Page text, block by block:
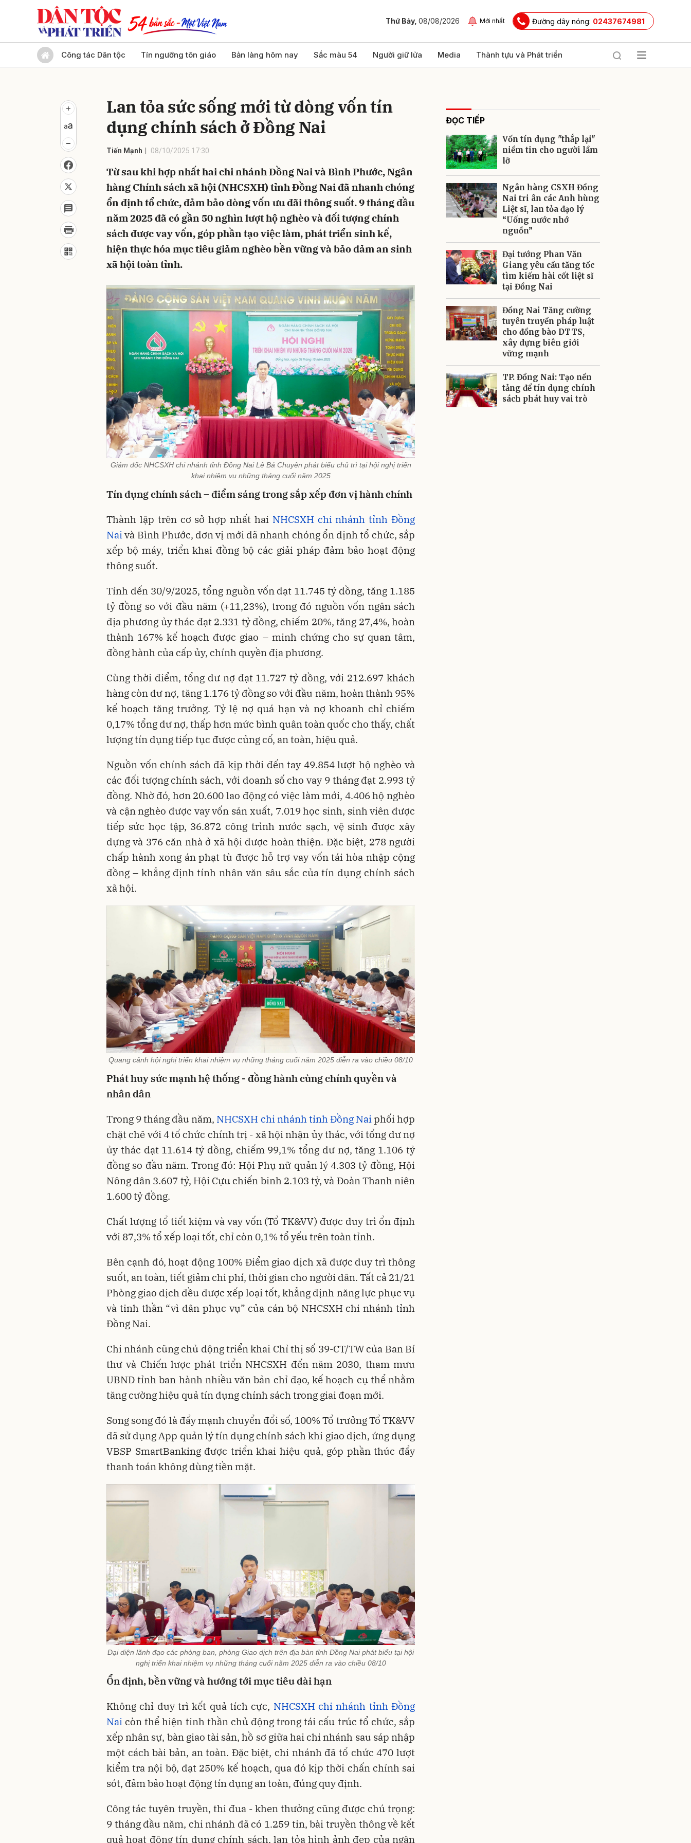
Thứ Bảy, 08/08/2026 Mới nhất Đường dây nóng: 02437674981
Công tác Dân tộc Tín ngưỡng tôn giáo Bản làng hôm nay Sắc màu 54 Người giữ lửa Media Thành tựu và Phát triển
Lan tỏa sức sống mới từ dòng vốn tín
dụng chính sách ở Đồng Nai
Tiến Mạnh 08/10/2025 17:30
Từ sau khi hợp nhất hai chi nhánh Đồng Nai và Bình Phước, Ngân
hàng Chính sách xã hội (NHCSXH) tỉnh Đồng Nai đã nhanh chóng
ổn định tổ chức, đảm bảo dòng vốn ưu đãi thông suốt. 9 tháng đầu
năm 2025 đã có gần 50 nghìn lượt hộ nghèo và đối tượng chính
sách được vay vốn, góp phần tạo việc làm, phát triển sinh kế,
hiện thực hóa mục tiêu giảm nghèo bền vững và bảo đảm an sinh
xã hội toàn tỉnh.
Giám đốc NHCSXH chi nhánh tỉnh Đồng Nai Lê Bá Chuyên phát biểu chủ trì tại hội nghị triển
khai nhiệm vụ những tháng cuối năm 2025
Tín dụng chính sách – điểm sáng trong sắp xếp đơn vị hành chính
Thành lập trên cơ sở hợp nhất hai NHCSXH chi nhánh tỉnh Đồng
Nai và Bình Phước, đơn vị mới đã nhanh chóng ổn định tổ chức, sắp
xếp bộ máy, triển khai đồng bộ các giải pháp đảm bảo hoạt động
thông suốt.
Tính đến 30/9/2025, tổng nguồn vốn đạt 11.745 tỷ đồng, tăng 1.185
tỷ đồng so với đầu năm (+11,23%), trong đó nguồn vốn ngân sách
địa phương ủy thác đạt 2.331 tỷ đồng, chiếm 20%, tăng 27,4%, hoàn
thành 167% kế hoạch được giao – minh chứng cho sự quan tâm,
đồng hành của cấp ủy, chính quyền địa phương.
Cùng thời điểm, tổng dư nợ đạt 11.727 tỷ đồng, với 212.697 khách
hàng còn dư nợ, tăng 1.176 tỷ đồng so với đầu năm, hoàn thành 95%
kế hoạch tăng trưởng. Tỷ lệ nợ quá hạn và nợ khoanh chỉ chiếm
0,17% tổng dư nợ, thấp hơn mức bình quân toàn quốc cho thấy, chất
lượng tín dụng tiếp tục được củng cố, an toàn, hiệu quả.
Nguồn vốn chính sách đã kịp thời đến tay 49.854 lượt hộ nghèo và
các đối tượng chính sách, với doanh số cho vay 9 tháng đạt 2.993 tỷ
đồng. Nhờ đó, hơn 20.600 lao động có việc làm mới, 4.406 hộ nghèo
và cận nghèo được vay vốn sản xuất, 7.019 học sinh, sinh viên được
tiếp sức học tập, 36.872 công trình nước sạch, vệ sinh được xây
dựng và 376 căn nhà ở xã hội được hoàn thiện. Đặc biệt, 278 người
chấp hành xong án phạt tù được hỗ trợ vay vốn tái hòa nhập cộng
đồng – khẳng định tính nhân văn sâu sắc của tín dụng chính sách
xã hội.
Quang cảnh hội nghị triển khai nhiệm vụ những tháng cuối năm 2025 diễn ra vào chiều 08/10
Phát huy sức mạnh hệ thống - đồng hành cùng chính quyền và
nhân dân
Trong 9 tháng đầu năm, NHCSXH chi nhánh tỉnh Đồng Naiphối hợp
chặt chẽ với 4 tổ chức chính trị - xã hội nhận ủy thác, với tổng dư nợ
ủy thác đạt 11.614 tỷ đồng, chiếm 99,1% tổng dư nợ, tăng 1.106 tỷ
đồng so đầu năm. Trong đó: Hội Phụ nữ quản lý 4.303 tỷ đồng, Hội
Nông dân 3.607 tỷ, Hội Cựu chiến binh 2.103 tỷ, và Đoàn Thanh niên
1.600 tỷ đồng.
Chất lượng tổ tiết kiệm và vay vốn (Tổ TK&VV) được duy trì ổn định
với 87,3% tổ xếp loại tốt, chỉ còn 0,1% tổ yếu trên toàn tỉnh.
Bên cạnh đó, hoạt động 100% Điểm giao dịch xã được duy trì thông
suốt, an toàn, tiết giảm chi phí, thời gian cho người dân. Tất cả 21/21
Phòng giao dịch đều được xếp loại tốt, khẳng định năng lực phục vụ
và tinh thần “vì dân phục vụ” của cán bộ NHCSXH chi nhánh tỉnh
Đồng Nai.
Chi nhánh cũng chủ động triển khai Chỉ thị số 39-CT/TW của Ban Bí
thư và Chiến lược phát triển NHCSXH đến năm 2030, tham mưu
UBND tỉnh ban hành nhiều văn bản chỉ đạo, kế hoạch cụ thể nhằm
tăng cường hiệu quả tín dụng chính sách trong giai đoạn mới.
Song song đó là đẩy mạnh chuyển đổi số, 100% Tổ trưởng Tổ TK&VV
đã sử dụng App quản lý tín dụng chính sách khi giao dịch, ứng dụng
VBSP SmartBanking được triển khai hiệu quả, góp phần thúc đẩy
thanh toán không dùng tiền mặt.
Đại diện lãnh đạo các phòng ban, phòng Giao dịch trên địa bàn tỉnh Đồng Nai phát biểu tại hội
nghị triển khai nhiệm vụ những tháng cuối năm 2025 diễn ra vào chiều 08/10
Ổn định, bền vững và hướng tới mục tiêu dài hạn
Không chỉ duy trì kết quả tích cực, NHCSXH chi nhánh tỉnh Đồng
Nai còn thể hiện tinh thần chủ động trong tái cấu trúc tổ chức, sắp
xếp nhân sự, bàn giao tài sản, hồ sơ giữa hai chi nhánh sau sáp nhập
một cách bài bản, an toàn. Đặc biệt, chi nhánh đã tổ chức 470 lượt
kiểm tra nội bộ, đạt 250% kế hoạch, qua đó kịp thời chấn chỉnh sai
sót, đảm bảo hoạt động tín dụng an toàn, đúng quy định.
Công tác tuyên truyền, thi đua - khen thưởng cũng được chú trọng:
9 tháng đầu năm, chi nhánh đã có 1.259 tin, bài truyền thông về kết
quả hoạt động tín dụng chính sách, lan tỏa hình ảnh đẹp của ngân
ĐỌC TIẾP
Vốn tín dụng "thắp lại"
niềm tin cho người lầm
lỡ
Ngân hàng CSXH Đồng
Nai tri ân các Anh hùng
Liệt sĩ, lan tỏa đạo lý
“Uống nước nhớ
nguồn”
Đại tướng Phan Văn
Giang yêu cầu tăng tốc
tìm kiếm hài cốt liệt sĩ
tại Đồng Nai
Đồng Nai Tăng cường
tuyên truyền pháp luật
cho đồng bào DTTS,
xây dựng biên giới
vững mạnh
TP. Đồng Nai: Tạo nền
tảng để tín dụng chính
sách phát huy vai trò
Gửi bình luận
Hủy Gửi